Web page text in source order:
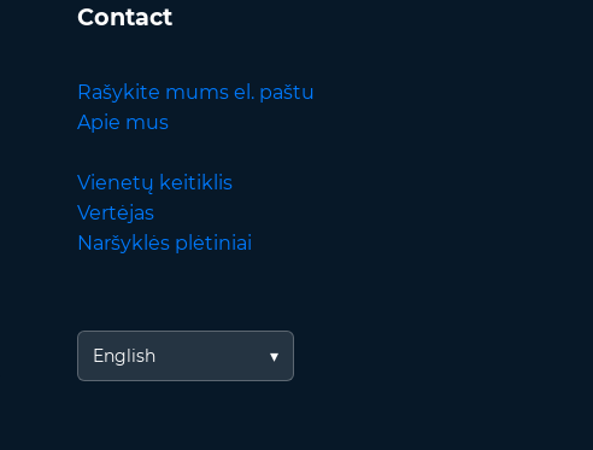
Contact
Rašykite mums el. paštu
Apie mus
Vienetų keitiklis
Vertėjas
Naršyklės plėtiniai
English